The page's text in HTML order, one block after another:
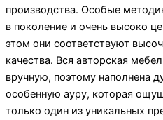
производства. Особые
в поколение и очень высоко
этом они соответствуют
качества. Вся авторская
вручную, поэтому наполнена
особенную ауру, которая
только один из уникальных